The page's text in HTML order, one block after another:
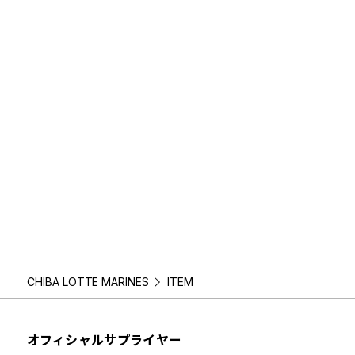
CHIBA LOTTE MARINES ITEM
オフィシャルサプライヤー